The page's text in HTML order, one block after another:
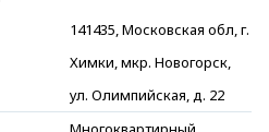
141435, Московская обл, г.
Химки, мкр. Новогорск,
ул. Олимпийская, д. 22